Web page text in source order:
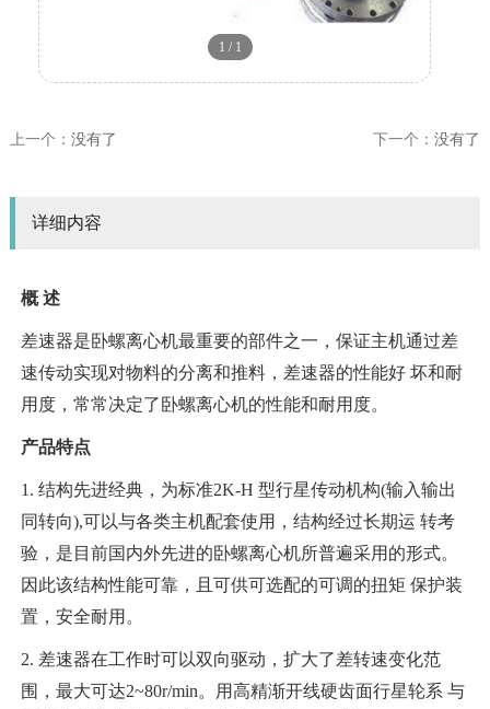
1 / 1
上一个： 没有了 下一个：没有了
详细内容
概 述
差速器是卧螺离心机最重要的部件之一，保证主机通过差
速传动实现对物料的分离和推料，差速器的性能好 坏和耐
用度，常常决定了卧螺离心机的性能和耐用度。
产品特点
1. 结构先进经典，为标准2K-H 型行星传动机构(输入输出
同转向),可以与各类主机配套使用，结构经过长期运 转考
验，是目前国内外先进的卧螺离心机所普遍采用的形式。
因此该结构性能可靠，且可供可选配的可调的扭矩 保护装
置，安全耐用。
2. 差速器在工作时可以双向驱动，扩大了差转速变化范
围，最大可达2~80r/min。用高精渐开线硬齿面行星轮系 与